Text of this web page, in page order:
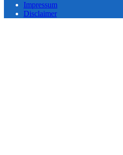
Impressum
Disclaimer